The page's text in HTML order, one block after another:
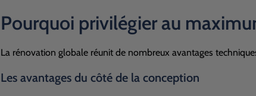
Pourquoi privilégier au
La rénovation globale réunit de nombreux avantages
Les avantages du côté de la conception